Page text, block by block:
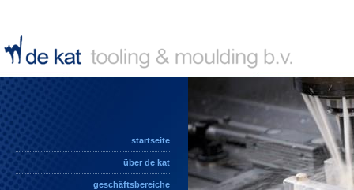
startseite
über de kat
geschäftsbereiche